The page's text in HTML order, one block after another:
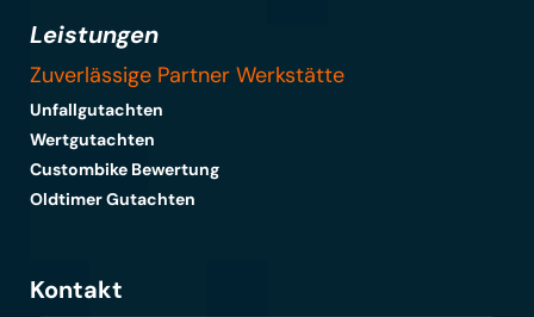
Leistungen
Zuverlässige Partner Werkstätte
Unfallgutachten
Wertgutachten
Custombike Bewertung
Oldtimer Gutachten
Kontakt